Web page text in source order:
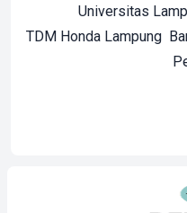
Universitas
TDM Honda Lampung